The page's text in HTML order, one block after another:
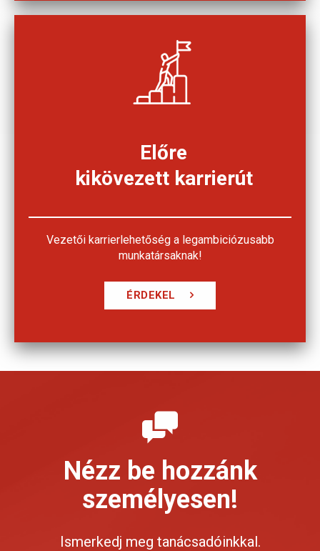
Előre
kikövezett karrierút
Vezetői karrierlehetőség a legambiciózusabb
munkatársaknak!
ÉRDEKEL
Nézz be hozzánk
személyesen!
Ismerkedj meg tanácsadóinkkal.